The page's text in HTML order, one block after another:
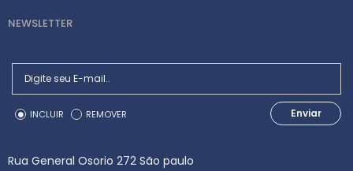
NEWSLETTER
INCLUIR REMOVER Enviar
Rua General Osorio 272 São paulo